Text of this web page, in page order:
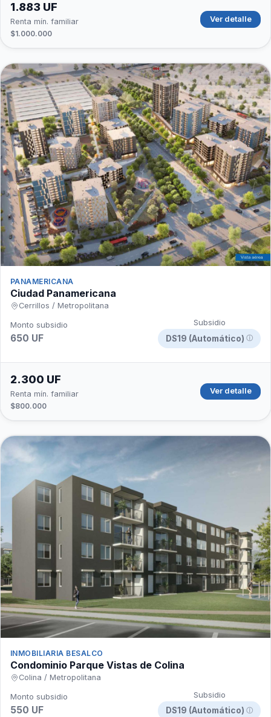
1.883 UF
Renta mín. familiar
$1.000.000
Ver detalle
PANAMERICANA
Ciudad Panamericana
Cerrillos / Metropolitana
Monto subsidio
650 UF
Subsidio
DS19 (Automático) ⓘ
2.300 UF
Renta mín. familiar
$800.000
Ver detalle
INMOBILIARIA BESALCO
Condominio Parque Vistas de Colina
Colina / Metropolitana
Monto subsidio
550 UF
Subsidio
DS19 (Automático) ⓘ